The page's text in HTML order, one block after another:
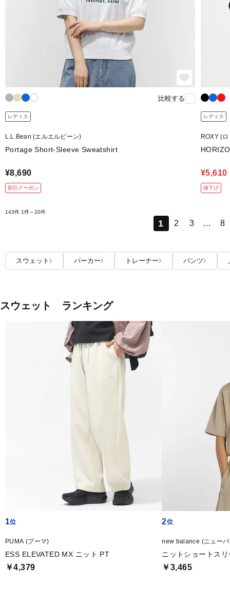
比較する
レディス
L.L.Bean (エルエルビーン)
Portage Short-Sleeve Sweatshirt
¥8,690
割引クーポン
レディス
ROXY (
¥5,610
値下げ
143件 1件～20件
1 2 3 … 8
スウェット パーカー トレーナー パンツ
スウェット ランキング
1
PUMA (プーマ)
ESS ELEVATED MX ニット PT
￥4,379
2
new balance (ニュー
ニットショートス
￥3,465